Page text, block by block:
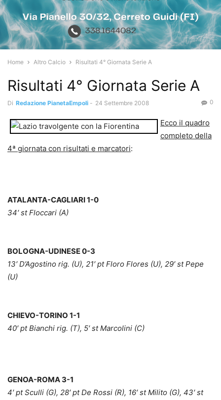
Home Altro Calcio Risultati 4° Giornata Serie A
Risultati 4° Giornata Serie A
Di Redazione PianetaEmpoli - 24 Settembre 2008 0
Ecco il quadro
completo della
4ª giornata con risultati e marcatori:
ATALANTA-CAGLIARI 1-0
34′ st Floccari (A)
BOLOGNA-UDINESE 0-3
13′ D’Agostino rig. (U), 21′ pt Floro Flores (U), 29′ st Pepe
(U)
CHIEVO-TORINO 1-1
40′ pt Bianchi rig. (T), 5′ st Marcolini (C)
GENOA-ROMA 3-1
4′ pt Sculli (G), 28′ pt De Rossi (R), 16′ st Milito (G), 43′ st